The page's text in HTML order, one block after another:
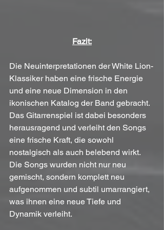
Fazit:
Die Neuinterpretationen der White Lion-
Klassiker haben eine frische Energie
und eine neue Dimension in den
ikonischen Katalog der Band gebracht.
Das Gitarrenspiel ist dabei besonders
herausragend und verleiht den Songs
eine frische Kraft, die sowohl
nostalgisch als auch belebend wirkt.
Die Songs wurden nicht nur neu
gemischt, sondern komplett neu
aufgenommen und subtil umarrangiert,
was ihnen eine neue Tiefe und
Dynamik verleiht.